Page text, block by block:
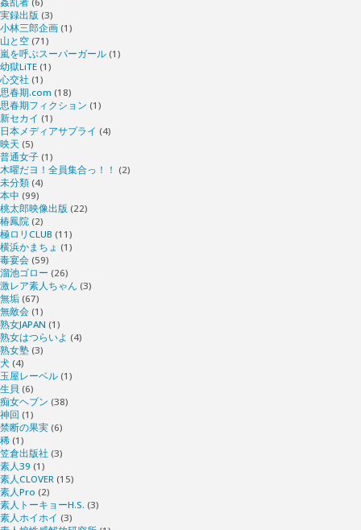
実録出版 (3)
小林三郎企画 (1)
山と空 (71)
嵐を呼ぶスーパーガール (1)
幼獄LiTE (1)
心交社 (1)
思春期.com (18)
思春期フィクション (1)
新セカイ (1)
日本メディアサプライ (4)
映天 (5)
普通女子 (1)
木曜だヨ！全員集合っ！！ (2)
未分類 (4)
本中 (99)
桃太郎映像出版 (22)
椿鳳院 (2)
極ロリCLUB (11)
横浜かまちょ (1)
毒宴会 (59)
溜池ゴロー (26)
激レア素人ちゃん (3)
無垢 (67)
無敵会 (1)
熟女JAPAN (1)
熟女はつらいよ (4)
熟女塾 (3)
犬 (4)
玉屋レーベル (1)
生貝 (6)
痴女ヘブン (38)
神回 (1)
禁断の果実 (6)
稀 (1)
笠倉出版社 (3)
素人39 (1)
素人CLOVER (15)
素人Pro (2)
素人トーキョーH.S. (3)
素人ホイホイ (3)